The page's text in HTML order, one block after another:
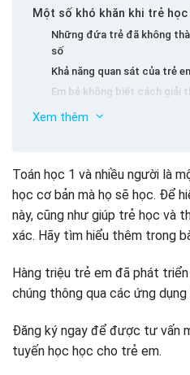
Một số khó khăn khi trẻ học
Những đứa trẻ đã không
số
Khả năng quan sát của trẻ
Em bé không biết cách giải
Bí quyết để giúp trẻ học
Luôn để em bé tập luyện
Sử dụng các đối tượng
hỗ trợ trẻ em nghiên cứu
Hãy để em bé làm bài tập về
con bạn
Một số bài tập toán học 1
trẻ
Bài tập 2
Bài tập 3
Xem thêm
Toán học 1 và nhiều người là
học cơ bản mà họ sẽ học. Để
này, cũng như giúp trẻ học và
xác. Hãy tìm hiểu thêm trong
Hàng triệu trẻ em đã phát
chúng thông qua các ứng
Đăng ký ngay để được tư vấn
tuyến học học cho trẻ em.